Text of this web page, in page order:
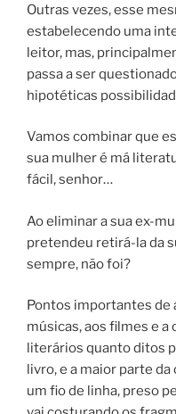
Outras vezes, esse
estabelecendo uma
leitor, mas,
passa a ser
hipotéticas
Vamos combinar que
sua mulher é má
fácil, senhor…
Ao eliminar a sua ex-
pretendeu retirá-la da
sempre, não foi?
Pontos importantes de
músicas, aos filmes e
literários quanto ditos
livro, e a maior parte
um fio de linha, preso